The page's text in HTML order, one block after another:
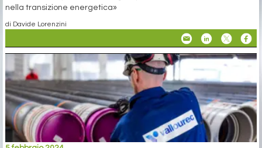
nella transizione energetica»
di Davide Lorenzini